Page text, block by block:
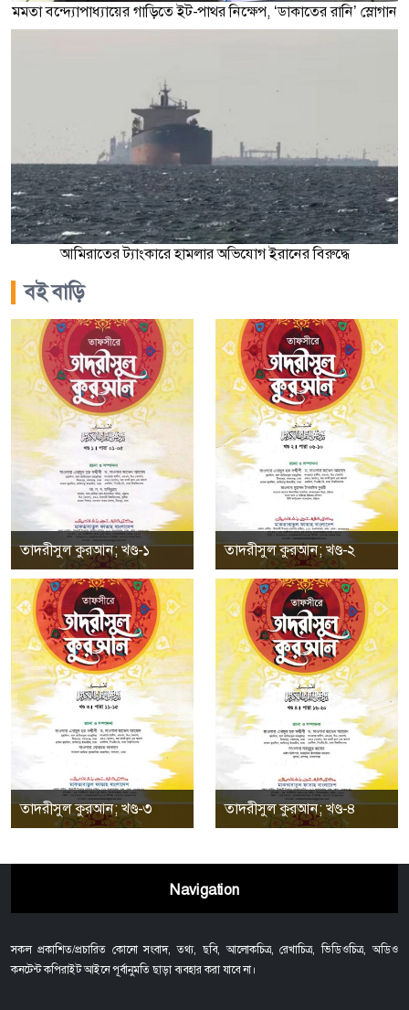
মমতা বন্দ্যোপাধ্যায়ের গাড়িতে ইট-পাথর নিক্ষেপ, ‘ডাকাতের রানি’ স্লোগান
আমিরাতের ট্যাংকারে হামলার অভিযোগ ইরানের বিরুদ্ধে
বই বাড়ি
তাদরীসুল কুরআন; খণ্ড-১ তাদরীসুল কুরআন; খণ্ড-২
তাদরীসুল কুরআন; খণ্ড-৩ তাদরীসুল কুরআন; খণ্ড-৪
Navigation
সকল প্রকাশিত/প্রচারিত কোনো সংবাদ, তথ্য, ছবি, আলোকচিত্র, রেখাচিত্র, ভিডিওচিত্র, অডিও
কনটেন্ট কপিরাইট আইনে পূর্বানুমতি ছাড়া ব্যবহার করা যাবে না।